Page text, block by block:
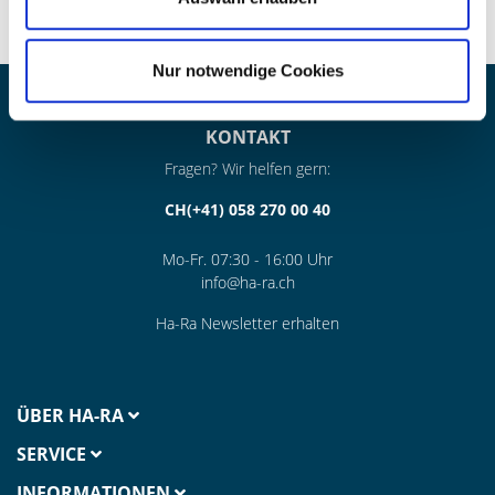
Nur notwendige Cookies
KONTAKT
Fragen? Wir helfen gern:
CH(+41) 058 270 00 40
Mo-Fr. 07:30 - 16:00 Uhr
info@ha-ra.ch
Ha-Ra Newsletter erhalten
ÜBER HA-RA
SERVICE